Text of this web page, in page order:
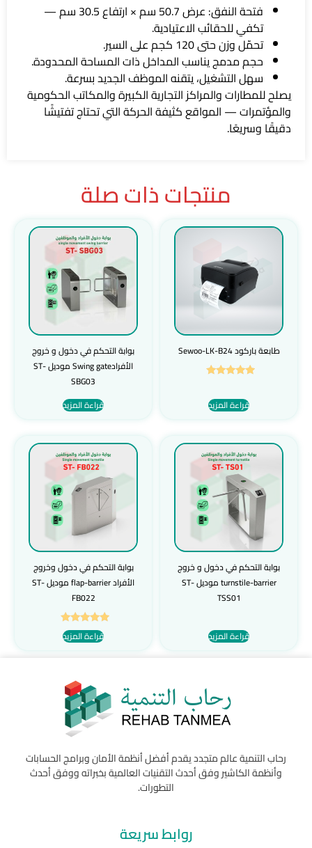
فتحة النفق: عرض 50.7 سم × ارتفاع 30.5 سم —
تكفي للحقائب الاعتيادية.
تحمّل وزن حتى 120 كجم على السير.
حجم مدمج يناسب المداخل ذات المساحة المحدودة.
سهل التشغيل، يتقنه الموظف الجديد بسرعة.
يصلح للمطارات والمراكز التجارية الكبيرة والمكاتب الحكومية
والمؤتمرات — المواقع كثيفة الحركة التي تحتاج تفتيشًا
دقيقًا وسريعًا.
منتجات ذات صلة
طابعة باركود Sewoo-LK-B24
من 5
قراءة المزيد
بوابة التحكم في دخول و خروج
الأفرادSwing gate موديل ST-
SBG03
قراءة المزيد
بوابة التحكم في دخول و خروج
turnstile-barrier موديل ST-
TSS01
قراءة المزيد
بوابة التحكم في دخول وخروج
الأفراد flap-barrier موديل ST-
FB022
تم التقييم
5.00
قراءة المزيد
رحاب التنمية عالم متجدد يقدم أفضل أنظمة الأمان وبرامج الحسابات
وأنظمة الكاشير وفق أحدث التقنيات العالمية بخبراته ووفق أحدث
التطورات.
روابط سريعة